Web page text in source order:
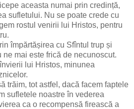
aceasta numai prin credință,
sufletului. Nu se poate crede cu
rostul venirii lui Hristos, pentru
împărtășirea cu Sfîntul trup și
mai este frică de necunoscut.
lui Hristos, minunea
trăim, tot astfel, dacă facem faptele
sufletele noastre în vederea
ca o recompensă firească a